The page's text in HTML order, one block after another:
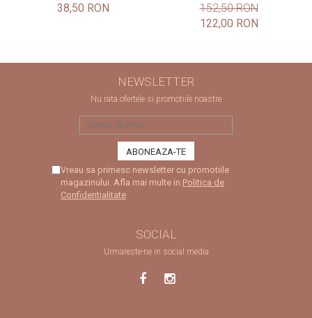
38,50 RON
152,50 RON
122,00 RON
NEWSLETTER
Nu rata ofertele si promotiile noastre
Vreau sa primesc newsletter cu promotiile
magazinului. Afla mai multe in Politica de
Confidentialitate
SOCIAL
Urmareste-ne in social media